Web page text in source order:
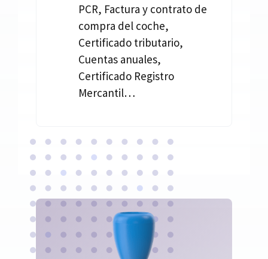
PCR, Factura y contrato de
compra del coche,
Certificado tributario,
Cuentas anuales,
Certificado Registro
Mercantil…